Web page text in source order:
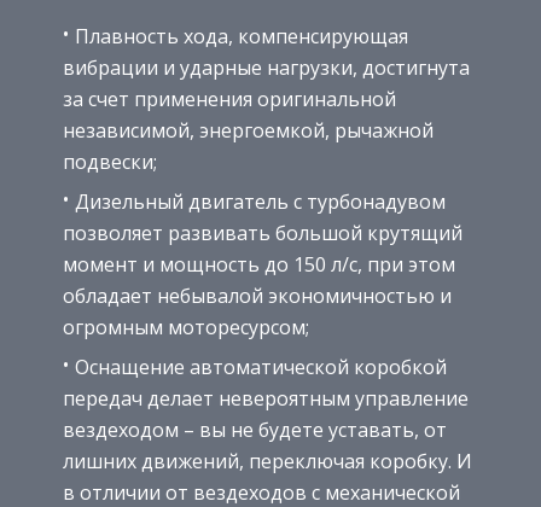
Плавность хода, компенсирующая
вибрации и ударные нагрузки, достигнута
за счет применения оригинальной
независимой, энергоемкой, рычажной
подвески;
Дизельный двигатель с турбонадувом
позволяет развивать большой крутящий
момент и мощность до 150 л/с, при этом
обладает небывалой экономичностью и
огромным моторесурсом;
Оснащение автоматической коробкой
передач делает невероятным управление
вездеходом – вы не будете уставать, от
лишних движений, переключая коробку. И
в отличии от вездеходов с механической